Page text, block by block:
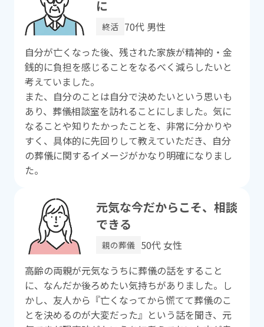
に
終活 70代 男性
⾃分が亡くなった後、残された家族が精神的・⾦
銭的に負担を感じることをなるべく減らしたいと
考えていました。
また、⾃分のことは⾃分で決めたいという思いも
あり、葬儀相談室を訪れることにしました。気に
なることや知りたかったことを、⾮常に分かりや
すく、具体的に先回りして教えていただき、⾃分
の葬儀に関するイメージがかなり明確になりまし
た。
元気な今だからこそ、相談
できる
親の葬儀 50代 女性
⾼齢の両親が元気なうちに葬儀の話をすること
に、なんだか後ろめたい気持ちがありました。し
かし、友⼈から『亡くなってから慌てて葬儀のこ
とを決めるのが⼤変だった』という話を聞き、元